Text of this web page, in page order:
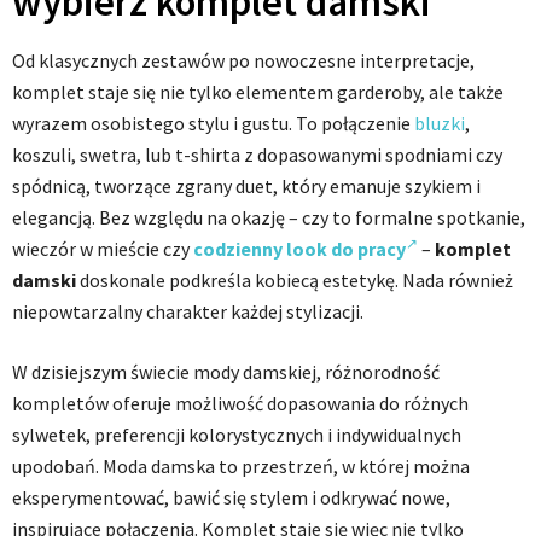
Od klasycznych zestawów po nowoczesne interpretacje,
komplet staje się nie tylko elementem garderoby, ale także
wyrazem osobistego stylu i gustu. To połączenie bluzki,
koszuli, swetra, lub t-shirta z dopasowanymi spodniami czy
spódnicą, tworzące zgrany duet, który emanuje szykiem i
elegancją. Bez względu na okazję – czy to formalne spotkanie,
wieczór w mieście czycodzienny look do pracy – komplet
damskidoskonale podkreśla kobiecą estetykę. Nada również
niepowtarzalny charakter każdej stylizacji.
W dzisiejszym świecie mody damskiej, różnorodność
kompletów oferuje możliwość dopasowania do różnych
sylwetek, preferencji kolorystycznych i indywidualnych
upodobań. Moda damska to przestrzeń, w której można
eksperymentować, bawić się stylem i odkrywać nowe,
inspirujące połączenia. Komplet staje się więc nie tylko